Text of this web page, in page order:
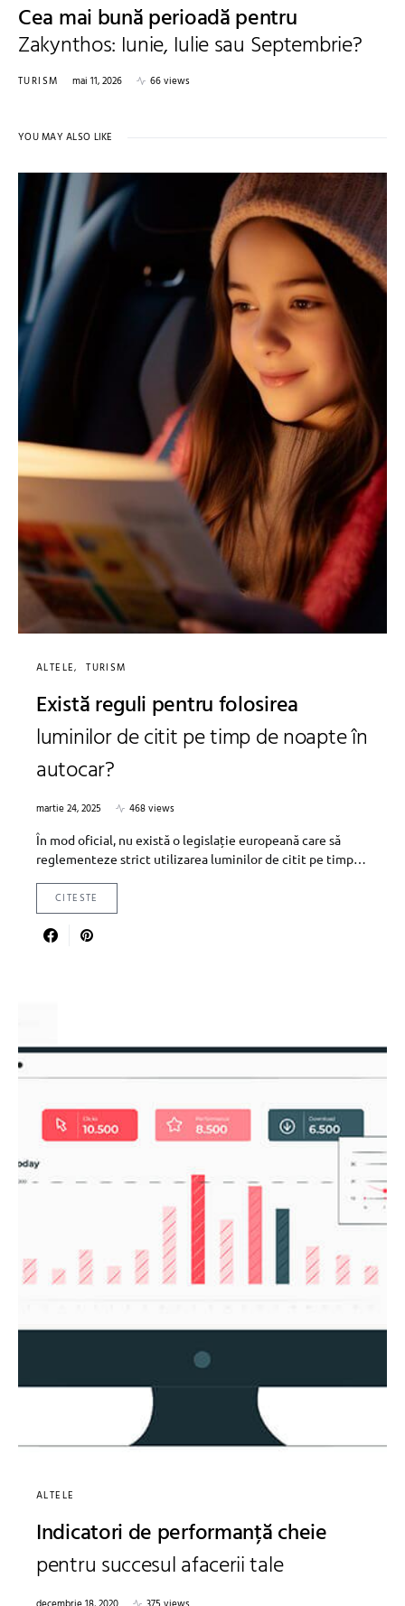
Cea mai bună perioadă pentru
Zakynthos: Iunie, Iulie sau Septembrie?
TURISM mai 11, 2026 66 views
YOU MAY ALSO LIKE
ALTELE TURISM
Există reguli pentru folosirea
luminilor de citit pe timp de noapte în
autocar?
martie 24, 2025
468 views
În mod oficial, nu există o legislație europeană care să
reglementeze strict utilizarea luminilor de citit pe timp…
CITESTE
ALTELE
Indicatori de performanță cheie
pentru succesul afacerii tale